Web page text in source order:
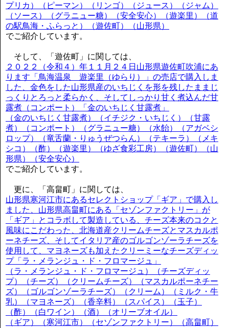
プリカ）（ピーマン）（リンゴ）（ジュース）（ジャム）
（ソース）（グラニュー糖）（安全安心）（遊楽里）（道
の駅鳥海・ふらっと）（遊佐町）（山形県）
でご紹介しています。
そして、「遊佐町」に関しては、
２０２２（令和４）年１１月２４日山形県遊佐町吹浦にあ
ります「鳥海温泉 遊楽里（ゆらり）」の売店で購入しま
した、金色をした山形県産のいちじくを形を残したままじ
っくりとろっと柔らかく、そしてしっかり甘く煮込んだ甘
露煮（コンポート）「金のいちじく甘露煮」
（金のいちじく甘露煮）（イチジク・いちじく）（甘露
煮）（コンポート）（グラニュー糖）（水飴）（アガベシ
ロップ）（竜舌蘭・りゅうぜつらん）（テキーラ）（メキ
シコ）（酢）（遊楽里）（ゆざ食彩工房）（遊佐町）（山
形県）（安全安心）
でご紹介しています。
更に、「高畠町」に関しては、
山形県寒河江市にあるセレクトショップ「ギア」で購入し
ました、山形県高畠町にある「セゾンファクトリー」が
「ギア」とコラボして製造している、チーズ本来のコクと
風味にこだわった、北海道産クリームチーズとマスカルポ
ーネチーズ、そしてイタリア産のゴルゴンゾーラチーズを
使用して、マヨネーズも加えたクリーミーなチーズディッ
プ「ラ・メランジュ・ド・フロマージュ」
（ラ・メランジュ・ド・フロマージュ）（チーズディッ
プ）（チーズ）（クリームチーズ）（マスカルポーネチー
ズ）（ゴルゴンゾーラチーズ）（クリーム）（ミルク・牛
乳）（マヨネーズ）（香辛料）（スパイス）（玉子）
（酢）（白ワイン）（酒）（オリーブオイル）
（ギア）（寒河江市）（セゾンファクトリー）（高畠町）